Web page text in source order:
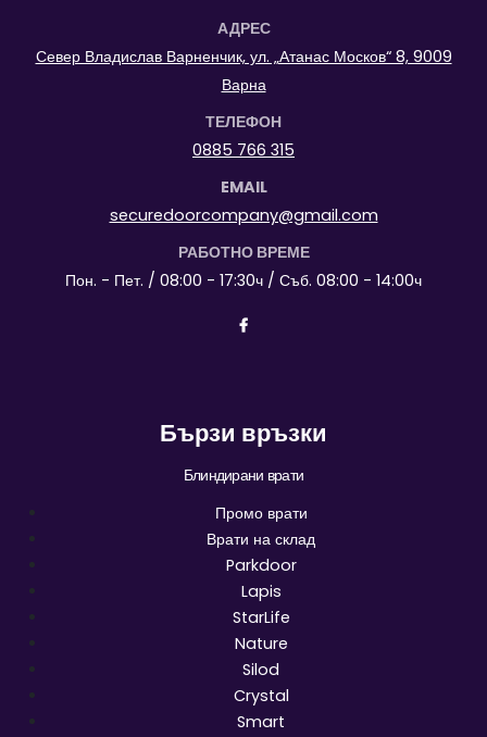
АДРЕС
Север Владислав Варненчик, ул. „Атанас Москов“ 8, 9009
Варна
ТЕЛЕФОН
0885 766 315
EMAIL
securedoorcompany@gmail.com
РАБОТНО ВРЕМЕ
Пон. - Пет. / 08:00 - 17:30ч / Съб. 08:00 - 14:00ч
Бързи връзки
Блиндирани врати
Промо врати
Врати на склад
Parkdoor
Lapis
StarLife
Nature
Silod
Crystal
Smart